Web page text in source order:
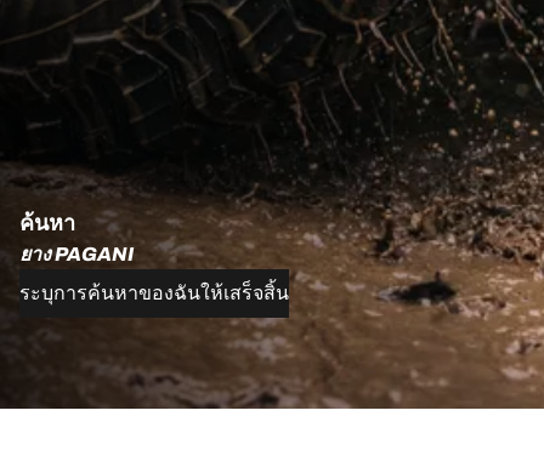
ค้นหา
ยาง PAGANI
ระบุการค้นหาของฉันให้เสร็จสิ้น